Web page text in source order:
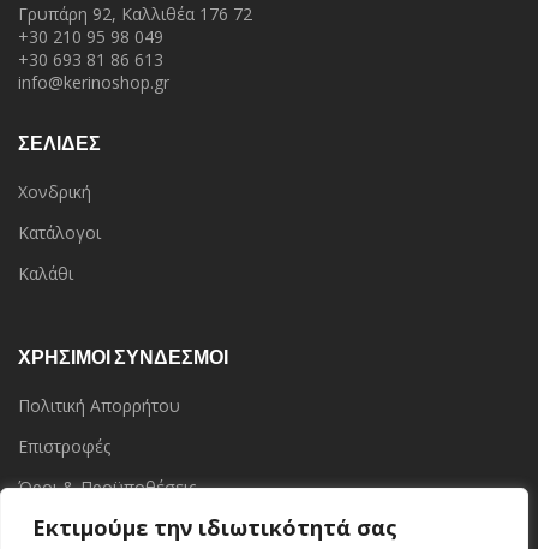
Εκτιμούμε την ιδιωτικότητά σας
Γρυπάρη 92, Καλλιθέα 176 72
+30 210 95 98 049
+30 693 81 86 613
info@kerinoshop.gr
ΣΕΛΙΔΕΣ
Χονδρική
Κατάλογοι
Καλάθι
ΧΡΗΣΙΜΟΙ ΣΥΝΔΕΣΜΟΙ
Πολιτική Απορρήτου
Επιστροφές
Όροι & Προϋποθέσεις
Επικοινωνία